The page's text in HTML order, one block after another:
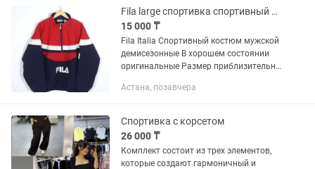
Fila large спортивка спортивный костюм мужской
15 000 ₸
Fila Italia Спортивный костюм мужской
демисезонные В хорошем состоянии
оригинальные Размер приблизительно
Евразии Астана звоните пишите в
Астана, позавчера
Спортивка с корсетом
26 000 ₸
Комплект состоит из трех элементов,
которые создают гармоничный и